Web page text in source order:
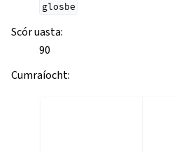
glosbe
Scór uasta:
90
Cumraíocht: